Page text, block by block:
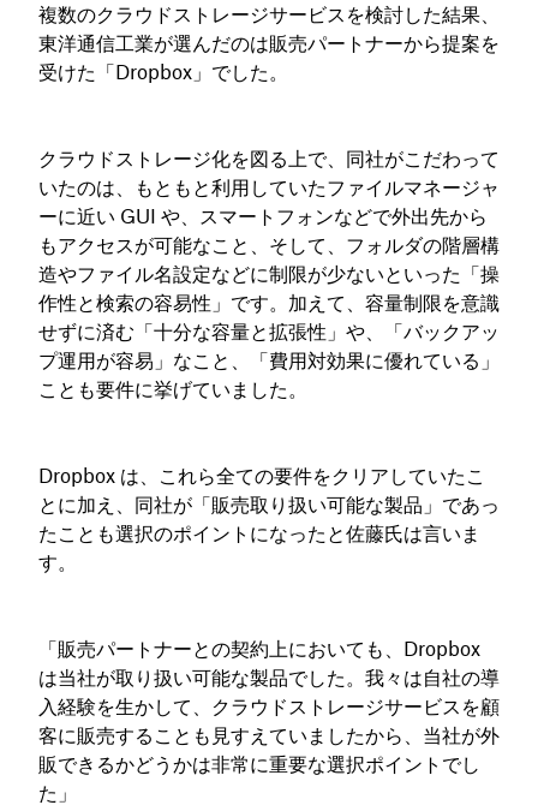
複数のクラウドストレージサービスを検討した結果、
東洋通信工業が選んだのは販売パートナーから提案を
受けた「Dropbox」でした。
クラウドストレージ化を図る上で、同社がこだわって
いたのは、もともと利用していたファイルマネージャ
ーに近い GUI や、スマートフォンなどで外出先から
もアクセスが可能なこと、そして、フォルダの階層構
造やファイル名設定などに制限が少ないといった「操
作性と検索の容易性」です。加えて、容量制限を意識
せずに済む「十分な容量と拡張性」や、「バックアッ
プ運用が容易」なこと、「費用対効果に優れている」
ことも要件に挙げていました。
Dropbox は、これら全ての要件をクリアしていたこ
とに加え、同社が「販売取り扱い可能な製品」であっ
たことも選択のポイントになったと佐藤氏は言いま
す。
「販売パートナーとの契約上においても、Dropbox
は当社が取り扱い可能な製品でした。我々は自社の導
入経験を生かして、クラウドストレージサービスを顧
客に販売することも見すえていましたから、当社が外
販できるかどうかは非常に重要な選択ポイントでし
た」